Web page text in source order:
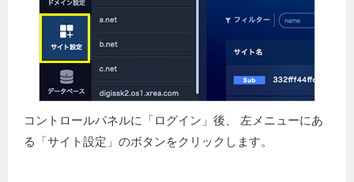
コントロールパネルに「ログイン」後、 左メニューにあ
る「サイト設定」のボタンをクリックします。